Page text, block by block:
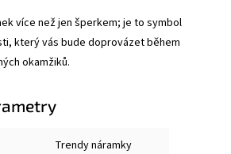
více než jen šperkem; je to symbol
který vás bude doprovázet během
okamžiků.
Trendy náramky